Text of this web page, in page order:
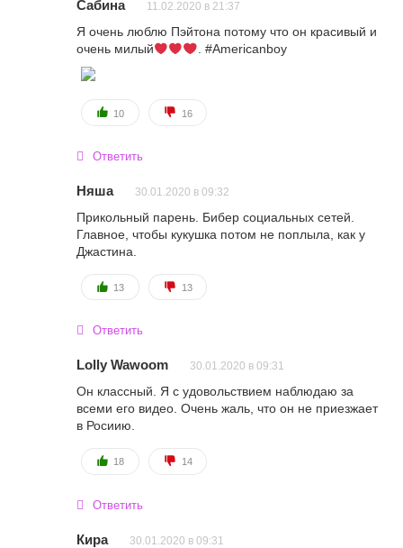
Сабина 11.02.2020 в 21:37
Я очень люблю Пэйтона потому что он красивый и
очень милый
. #Americanboy
10 16
Ответить
Няша 30.01.2020 в 09:32
Прикольный парень. Бибер социальных сетей.
Главное, чтобы кукушка потом не поплыла, как у
Джастина.
13 13
Ответить
Lolly Wawoom 30.01.2020 в 09:31
Он классный. Я с удовольствием наблюдаю за
всеми его видео. Очень жаль, что он не приезжает
в Росиию.
18 14
Ответить
Кира 30.01.2020 в 09:31